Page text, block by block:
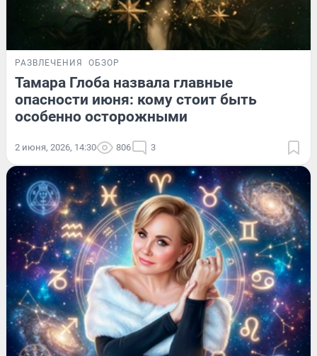
РАЗВЛЕЧЕНИЯ ОБЗОР
Тамара Глоба назвала главные
опасности июня: кому стоит быть
особенно осторожными
2 июня, 2026, 14:30 806 3